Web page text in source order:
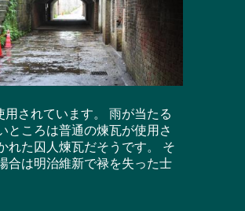
されています。 雨が当たる
ところは普通の煉瓦が使用さ
れた囚人煉瓦だそうです。 そ
合は明治維新で禄を失った士